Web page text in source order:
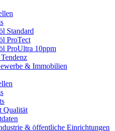
Standard
ProTect
ProUltra 10ppm
& Immobilien
Qualität
& öffentliche Einrichtungen